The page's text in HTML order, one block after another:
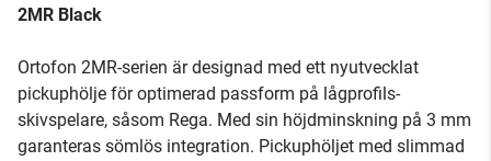
2MR Black
Ortofon 2MR-serien är designad med ett nyutvecklat
pickuphölje för optimerad passform på lågprofils-
skivspelare, såsom Rega. Med sin höjdminskning på 3 mm
garanteras sömlös integration. Pickuphöljet med slimmad